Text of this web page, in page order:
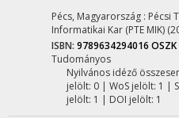
Pécs, Magyarország : Pécsi
Informatikai Kar (PTE MIK)
ISBN: 9789634294016 OSZK
Tudományos
Nyilvános idéző
jelölt: 0 | WoS jelölt: 1 |
jelölt: 1 | DOI jelölt: 1